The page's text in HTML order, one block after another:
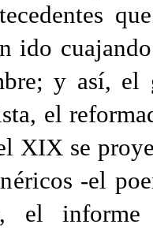
ido
y así,
el
XIX se
-el
el informe